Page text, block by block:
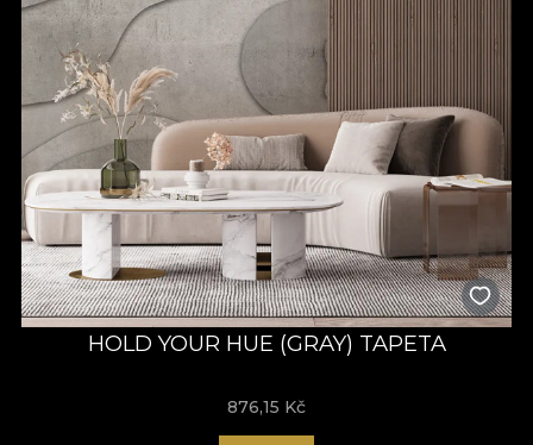
HOLD YOUR HUE (GRAY) TAPETA
876,15 Kč